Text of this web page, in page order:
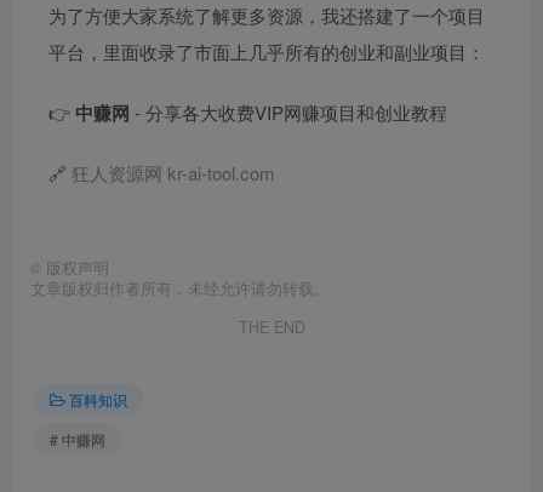
为了方便大家系统了解更多资源，我还搭建了一个项目
平台，里面收录了市面上几乎所有的创业和副业项目：
👉 中赚网 - 分享各大收费VIP网赚项目和创业教程
🔗 狂人资源网 kr-ai-tool.com
© 版权声明
文章版权归作者所有，未经允许请勿转载。
THE END
百科知识
# 中赚网